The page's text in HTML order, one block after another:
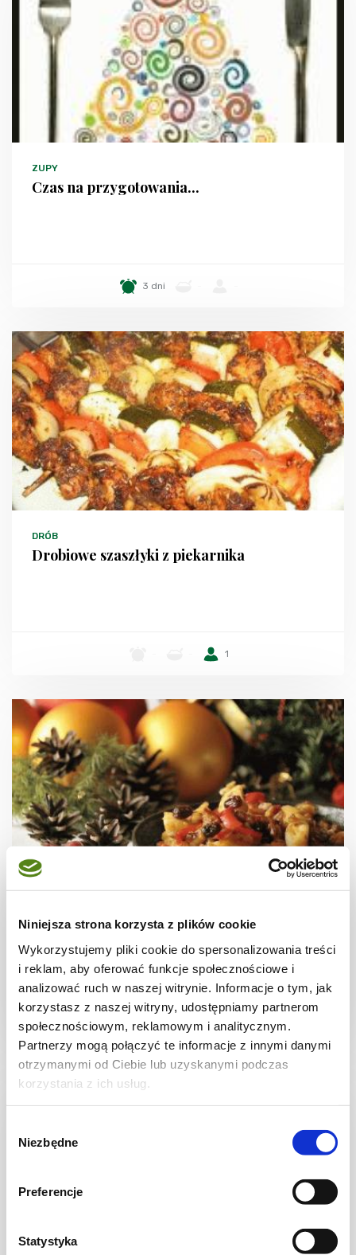
Niniejsza strona korzysta z plików cookie
Wykorzystujemy pliki cookie do spersonalizowania treści
i reklam, aby oferować funkcje społecznościowe i
analizować ruch w naszej witrynie. Informacje o tym, jak
korzystasz z naszej witryny, udostępniamy partnerom
społecznościowym, reklamowym i analitycznym.
Partnerzy mogą połączyć te informacje z innymi danymi
otrzymanymi od Ciebie lub uzyskanymi podczas
korzystania z ich usług.
zgody
Niezbędne
Preferencje
Statystyka
ZUPY
Czas na przygotowania...
3 dni
DRÓB
Drobiowe szaszłyki z piekarnika
1
Ryba na słodko
- - 1